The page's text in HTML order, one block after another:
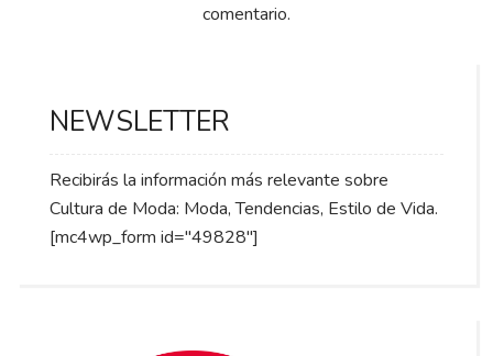
comentario.
NEWSLETTER
Recibirás la información más relevante sobre
Cultura de Moda: Moda, Tendencias, Estilo de Vida.
[mc4wp_form id="49828"]